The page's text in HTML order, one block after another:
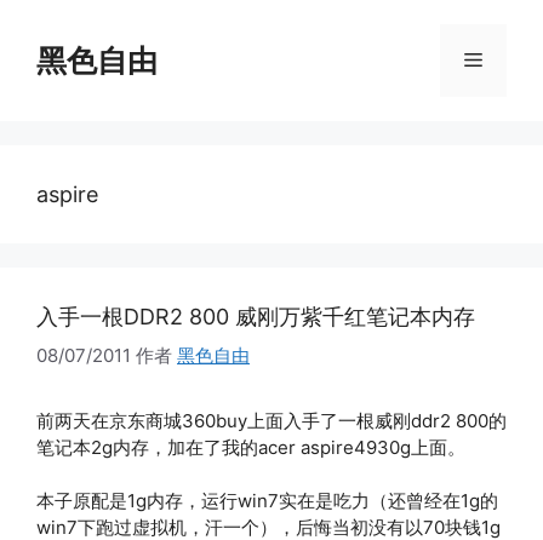
黑色自由 菜
aspire
入手一根DDR2 800 威刚万紫千红笔记本内存
08/07/2011 作者 黑色自由
前两天在京东商城360buy上面入手了一根威刚ddr2 800的
笔记本2g内存，加在了我的acer aspire4930g上面。
本子原配是1g内存，运行win7实在是吃力（还曾经在1g的
win7下跑过虚拟机，汗一个），后悔当初没有以70块钱1g